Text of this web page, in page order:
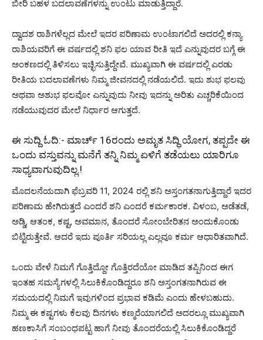
ಬೀರಿ ಬಹಳ ಬದಲಾವಣೆಗಳನ್ನು ಉಂಟು ಮಾಡುತ್ತಿದ್ದಾರೆ.
ದ್ವಾದಶ ರಾಶಿಗಳೆಲ್ಲದ ಮೇಲೆ ಇದರ ಪರಿಣಾಮ ಉಂಟಾಗಲಿದೆ ಅದರಲ್ಲಿ ಕನ್ಯಾ
ರಾಶಿಯವರಿಗೆ ಈ ವರ್ಷದಲ್ಲಿ ಶನಿ ಫಲ ಯಾವ ರೀತಿ ಇದೆ ಎನ್ನುವುದರ ಬಗ್ಗೆ ಈ
ಅಂಕಣದಲ್ಲಿ ತಿಳಿಸಲು ಇಚ್ಛಿಸುತ್ತಿದ್ದೇವೆ. ಮುಖ್ಯವಾಗಿ ಈ ವರ್ಷದಲ್ಲಿ ಎರಡು
ರೀತಿಯ ಬದಲಾವಣೆಗಳು ನಿಮ್ಮ ಜೀವನದಲ್ಲಿ ನಡೆಯಲಿದೆ. ಇದು ಶುಭ ಫಲವು
ಅಥವಾ ಅಶುಭ ಫಲವೋ ಎನ್ನುವುದು ನೀವು ಇದನ್ನು ಅರಿತು ಎಚ್ಚರಿಕೆಯಿಂದ
ನಡೆಯುವುದರ ಮೇಲೆ ನಿರ್ಧಾರ ಆಗುತ್ತದೆ.
ಈ ಸುದ್ದಿ ಓದಿ:- ಮಾರ್ಚ್ 16ರಂದು ಅಮೃತ ಸಿದ್ಧಿ ಯೋಗ, ತಪ್ಪದೇ ಈ
ಒಂದು ವಸ್ತುವನ್ನು ಮನೆಗೆ ತನ್ನಿ ನಿಮ್ಮ ಏಳಿಗೆ ತಡೆಯಲು ಯಾರಿಗೂ
ಸಾಧ್ಯವಾಗುವುದಿಲ್ಲ.!
ಮೊದಲನೆಯದಾಗಿ ಫೆಬ್ರವರಿ 11, 2024 ರಲ್ಲಿ ಶನಿ ಅಸ್ತಂಗತನಾಗುತ್ತಿದ್ದಾರೆ ಇದರ
ಪರಿಣಾಮ ಹೇಗಿರುತ್ತದೆ ಎಂದರೆ ಶನಿ ಎಂದರೆ ಕರ್ಮಕಾರಕ. ವಿಳಂಬ, ಅಡೆತಡೆ,
ಅಡ್ಡಿ, ಆತಂಕ, ಕಷ್ಟ, ಅವಮಾನ, ತೊಂದರೆ ಸೋಂಬೇರಿತನ ಅಂದುಕೊಂಡು
ಬಿಟ್ಟಿರುತ್ತೇವೆ. ಆದರೆ ಇದು ಪೂರ್ತಿ ಸರಿಯಲ್ಲ ಎಲ್ಲವೂ ಕರ್ಮ ಆಧಾರಿತವಾಗಿದೆ.
ಒಂದು ವೇಳೆ ನಿಮಗೆ ಗೊತ್ತಿದ್ದೋ ಗೊತ್ತಿರದೆಯೋ ಮಾಡಿದ ತಪ್ಪಿನಿಂದ ಈಗ
ಇಂತಹ ಸಮಸ್ಯೆಗಳಲ್ಲಿ ಸಿಲುಕಿಕೊಂಡಿದ್ದರೂ ಶನಿ ಅಸ್ತಂಗತನಾಗಿರುವ ಈ
ಸಮಯದಲ್ಲಿ ನಿಮಗೆ ಇವುಗಳಿಂದ ಪ್ರಭಾವ ಕಡಿಮೆ ಎಂದು ಹೇಳಬಹುದು.
ನಿಮ್ಮ ಈ ಕಷ್ಟಗಳು ಕೆಲವು ದಿನಗಳು ಕಣ್ಮರೆಯಾಗಲಿದೆ ಅದರಲ್ಲೂ ಮುಖ್ಯವಾಗಿ
ಹಣಕಾಸಿಗೆ ಸಂಬಂಧಪಟ್ಟ ಹಾಗೆ ನೀವು ತೊಂದರೆಯಲ್ಲಿ ಸಿಲುಕಿಕೊಂಡಿದ್ದರೆ